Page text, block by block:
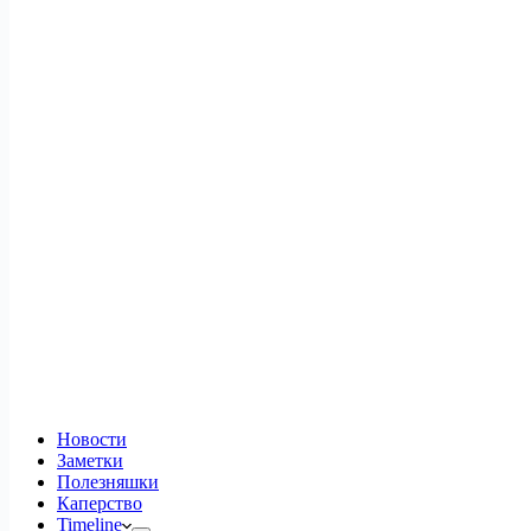
Новости
Заметки
Полезняшки
Каперство
Timeline